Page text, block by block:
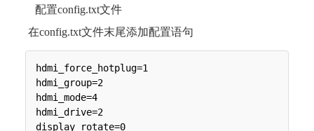
配置config.txt文件
在config.txt文件末尾添加配置语句
hdmi_force_hotplug=1
hdmi_group=2
hdmi_mode=4
hdmi_drive=2
display_rotate=0